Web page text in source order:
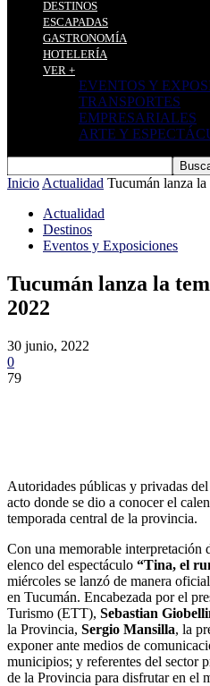
DESTINOS
ESCAPADAS
GASTRONOMÍA
HOTELERÍA
VER +
EVENTOS Y
TRANSPORTES
EMPRESARIALES
ARTE Y
Inicio Actualidad Tucumán lanza
Actualidad
Destinos
Eventos y Exposiciones
Tucumán lanza la
2022
30 junio, 2022
0
79
Autoridades públicas y privadas
acto donde se dio a conocer el
temporada central de la provincia.
Con una memorable interpretación
elenco del espectáculo “Tina, el
miércoles se lanzó de manera
en Tucumán. Encabezada por el
Turismo (ETT), Sebastian
la Provincia, Sergio Mansilla, la
exponer ante medios de
municipios; y referentes del sector
de la Provincia para disfrutar en el